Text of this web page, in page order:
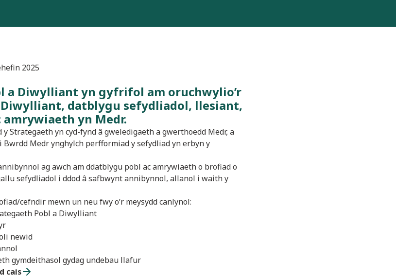
2025
a Diwylliant yn gyfrifol am oruchwylio’r
datblygu sefydliadol, llesiant,
amrywiaeth yn Medr.
Strategaeth yn cyd-fynd â gweledigaeth a gwerthoedd Medr, a
Bwrdd Medr ynghylch perfformiad y sefydliad yn erbyn y
ag awch am ddatblygu pobl ac amrywiaeth o brofiad o
sefydliadol i ddod â safbwynt annibynnol, allanol i waith y
cefndir mewn un neu fwy o’r meysydd canlynol:
Pobl a Diwylliant
newid
gymdeithasol gydag undebau llafur
cais